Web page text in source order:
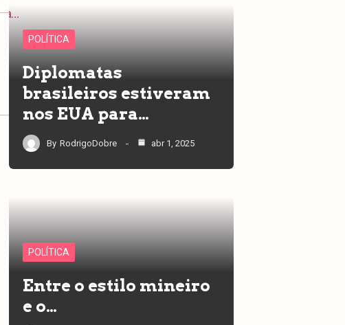
POLÍTICA
Diplomatas
brasileiros estiveram
nos EUA para…
By RodrigoDobre abr 1, 2025
POLÍTICA
Entre o estilo mineiro
e o…